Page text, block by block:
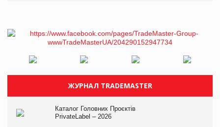
ЖУРНАЛ TRADEMASTER
Каталог Головних Проєктів
PrivateLabel – 2026